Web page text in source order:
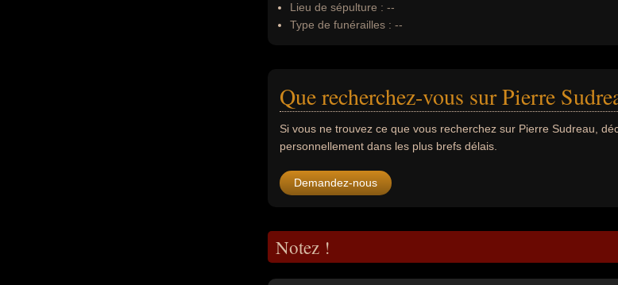
Lieu de sépulture : --
Type de funérailles : --
Que recherchez-vous sur Pierre
Si vous ne trouvez ce que vous recherchez sur Pierre Sudreau,
personnellement dans les plus brefs délais.
Demandez-nous
Notez !